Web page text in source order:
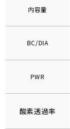
内容量
BC/DIA
PWR
酸素透過率